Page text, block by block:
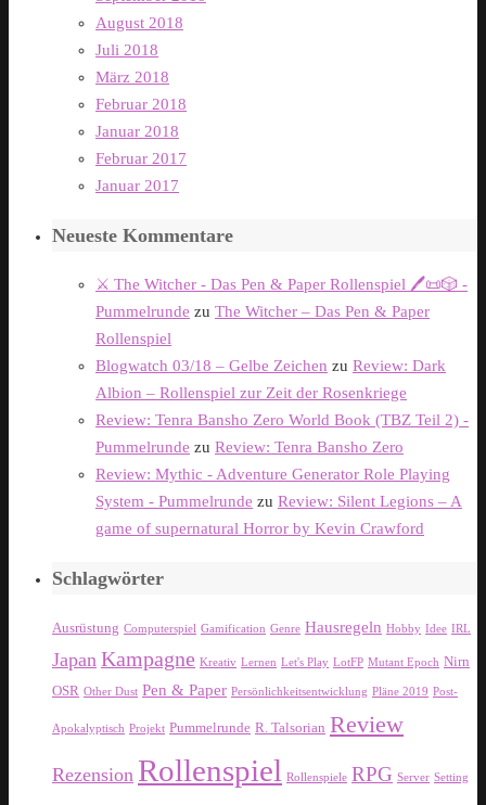
August 2018
Juli 2018
März 2018
Februar 2018
Januar 2018
Februar 2017
Januar 2017
Neueste Kommentare
⚔️ The Witcher - Das Pen & Paper Rollenspiel 🖊️📜🎲 -
Pummelrunde zu The Witcher – Das Pen & Paper
Rollenspiel
Blogwatch 03/18 – Gelbe Zeichen zu Review: Dark
Albion – Rollenspiel zur Zeit der Rosenkriege
Review: Tenra Bansho Zero World Book (TBZ Teil 2) -
Pummelrunde zu Review: Tenra Bansho Zero
Review: Mythic - Adventure Generator Role Playing
System - Pummelrunde zu Review: Silent Legions – A
game of supernatural Horror by Kevin Crawford
Schlagwörter
Ausrüstung Computerspiel Gamification Genre Hausregeln Hobby Idee IRL
Japan Kampagne Kreativ Lernen Let's Play LotFP Mutant Epoch Nirn
OSR Other Dust Pen & Paper Persönlichkeitsentwicklung Pläne 2019 Post-
Apokalyptisch Projekt Pummelrunde R. Talsorian Review
Rezension Rollenspiel Rollenspiele RPG Server Setting